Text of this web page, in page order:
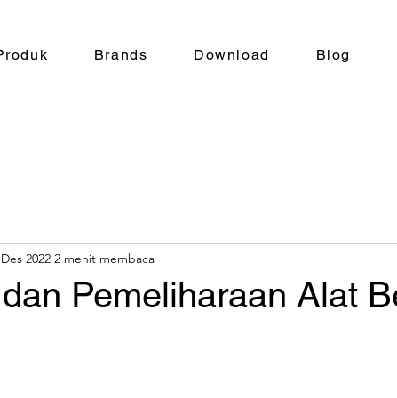
Brands Download Blog
Pemeliharaan Alat
2022 2 menit membaca